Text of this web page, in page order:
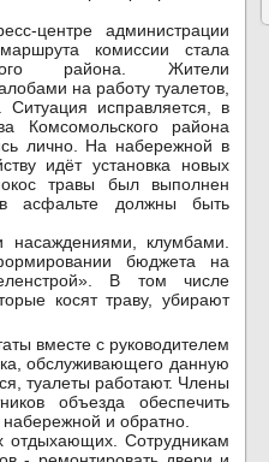
центре администрации
комиссии стала
района. Жители
на работу туалетов,
исправляется, в
Комсомольского района
лично. На набережной в
идёт установка новых
травы был выполнен
асфальте должны быть
клумбами.
бюджета на
В том числе
косят траву, убирают
вместе с руководителем
обслуживающего данную
туалеты работают. Члены
объезда обеспечить
и обратно.
отдыхающих. Сотрудникам